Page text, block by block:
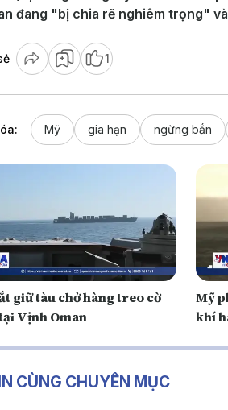
đang "bị chia rẽ nghiêm trọng"
1
Mỹ gia hạn ngừng bắn
giữ tàu chở hàng treo cờ
Vịnh Oman
Mỹ
khí
CÙNG CHUYÊN MỤC